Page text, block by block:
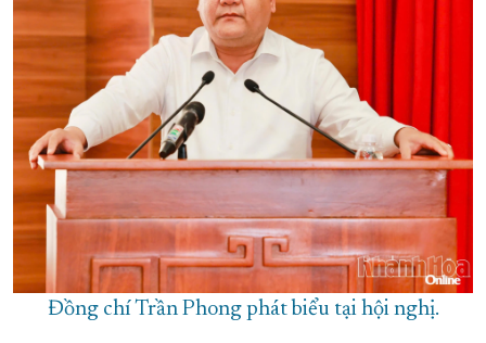
Đồng chí Trần Phong phát biểu tại hội nghị.